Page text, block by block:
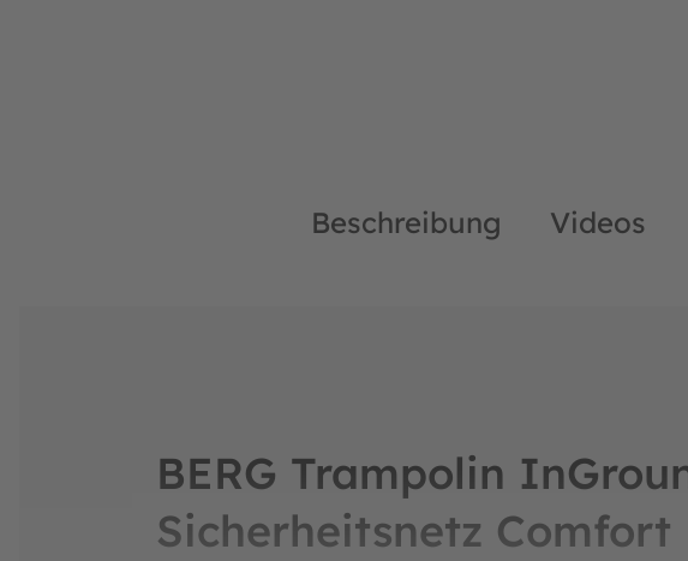
Beschreibung Videos
BERG Trampolin
Sicherheitsnetz Comfort